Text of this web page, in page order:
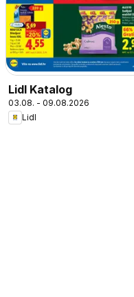
Lidl Katalog
03.08. - 09.08.2026
Lidl